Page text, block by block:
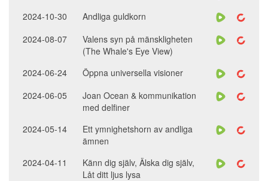
2024-10-30
Andliga guldkorn
2024-08-07
Valens syn på mänskligheten
(The Whale's Eye View)
2024-06-24
Öppna universella visioner
2024-06-05
Joan Ocean & kommunikation
med delfiner
2024-05-14
Ett ymnighetshorn av andliga
ämnen
2024-04-11
Känn dig själv, Älska dig själv,
Låt ditt ljus lysa